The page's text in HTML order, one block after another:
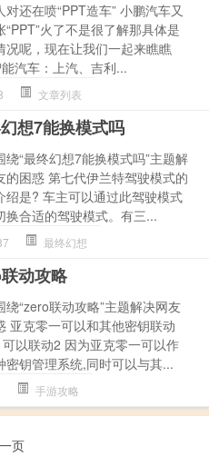
对还在喷“PPT造车” 小鹏汽车又
“PPT”火了不是很了解那具体是
况呢，现在让我们一起来瞧瞧
汽车：上汽、吉利...
文章列表
想7能换模式吗
绕“最终幻想7能换模式吗”主题解
的困惑 第七代伊兰特驾驶模式的
绍是? 车主可以通过此驾驶模式
换合适的驾驶模式。有三...
最终幻想
动攻略
绕“zero联动攻略”主题解决网友
亚克零一可以和其他密钥联动
以联动2 因为亚克零一可以作
密钥管理系统,同时可以与其...
手游攻略
页